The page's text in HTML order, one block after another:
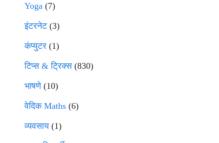
Yoga (7)
इंटरनेट(3)
कंप्युटर (1)
टिप्स & ट्रिक्स(830)
भाषणे(10)
वेदिक Maths (6)
व्यवसाय(1)